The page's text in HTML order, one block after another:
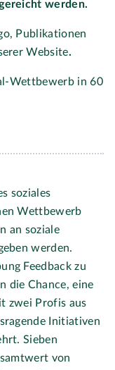
werden.
Publikationen
Website.
Wettbewerb in 60
soziales
Wettbewerb
an soziale
werden.
Feedback zu
die Chance, eine
zwei Profis aus
Initiativen
Sieben
von